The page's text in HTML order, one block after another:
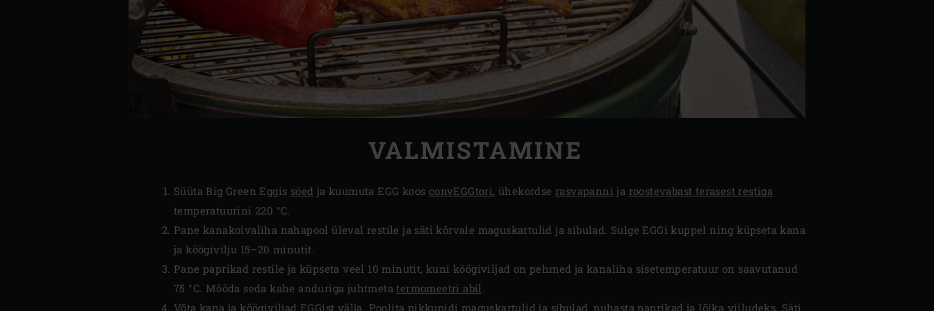
VALMISTAMINE
Süüta Big Green Eggis söed ja kuumuta EGG koos convEGGtori, ühekordserasvapanni ja roostevabast terasest restiga
temperatuurini 220 °C.
Pane kanakoivaliha nahapool üleval restile ja säti kõrvale maguskartulid ja sibulad. Sulge EGGi kuppel ning küpseta kana
ja köögivilju 15–20 minutit.
Pane paprikad restile ja küpseta veel 10 minutit, kuni köögiviljad on pehmed ja kanaliha sisetemperatuur on saavutanud
75 °C. Mõõda seda kahe anduriga juhtmetatermomeetri abil.
Võta kana ja köögiviljad EGGist välja. Poolita pikkupidi maguskartulid ja sibulad, puhasta paprikad ja lõika viiludeks. Säti